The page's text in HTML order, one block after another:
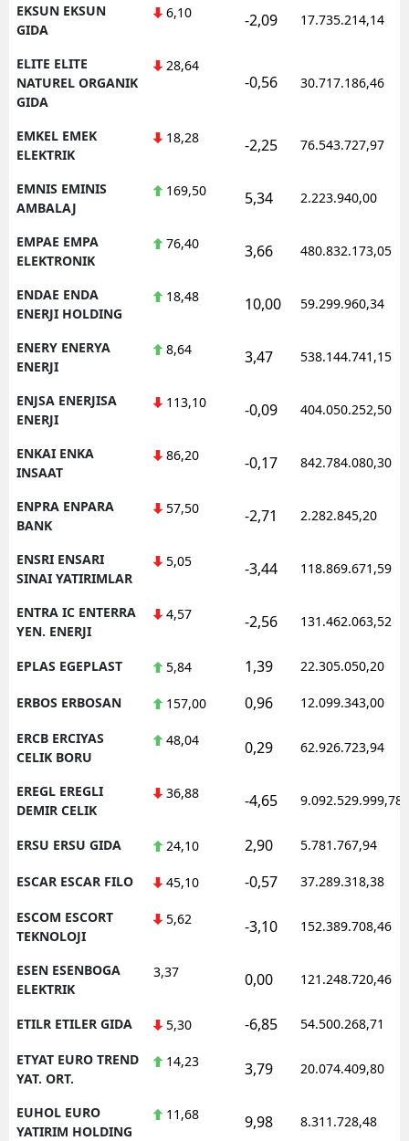
EKSUN EKSUN
GIDA
6,10 -2,09 17.735.214,14
ELITE ELITE
NATUREL ORGANIK
GIDA
28,64
-0,56 30.717.186,46
EMKEL EMEK
ELEKTRIK
18,28 -2,25 76.543.727,97
EMNIS EMINIS
AMBALAJ
169,50 5,34 2.223.940,00
EMPAE EMPA
ELEKTRONIK
76,40 3,66 480.832.173,05
ENDAE ENDA
ENERJI HOLDING
18,48 10,00 59.299.960,34
ENERY ENERYA
ENERJI
8,64 3,47 538.144.741,15
ENJSA ENERJISA
ENERJI
113,10 -0,09 404.050.252,50
ENKAI ENKA
INSAAT
86,20 -0,17 842.784.080,30
ENPRA ENPARA
BANK
57,50 -2,71 2.282.845,20
ENSRI ENSARI
SINAI YATIRIMLAR
5,05 -3,44 118.869.671,59
ENTRA IC ENTERRA
YEN. ENERJI
4,57 -2,56 131.462.063,52
EPLAS EGEPLAST 5,84 1,39 22.305.050,20
ERBOS ERBOSAN 157,00 0,96 12.099.343,00
ERCB ERCIYAS
CELIK BORU
48,04 0,29 62.926.723,94
EREGL EREGLI
DEMIR CELIK
36,88 -4,65 9.092.529.999,78
ERSU ERSU GIDA 24,10 2,90 5.781.767,94
ESCAR ESCAR FILO 45,10 -0,57 37.289.318,38
ESCOM ESCORT
TEKNOLOJI
5,62 -3,10 152.389.708,46
ESEN ESENBOGA
ELEKTRIK
3,37 0,00 121.248.720,46
ETILR ETILER GIDA 5,30 -6,85 54.500.268,71
ETYAT EURO TREND
YAT. ORT.
14,23 3,79 20.074.409,80
EUHOL EURO
YATIRIM HOLDING
11,68 9,98 8.311.728,48